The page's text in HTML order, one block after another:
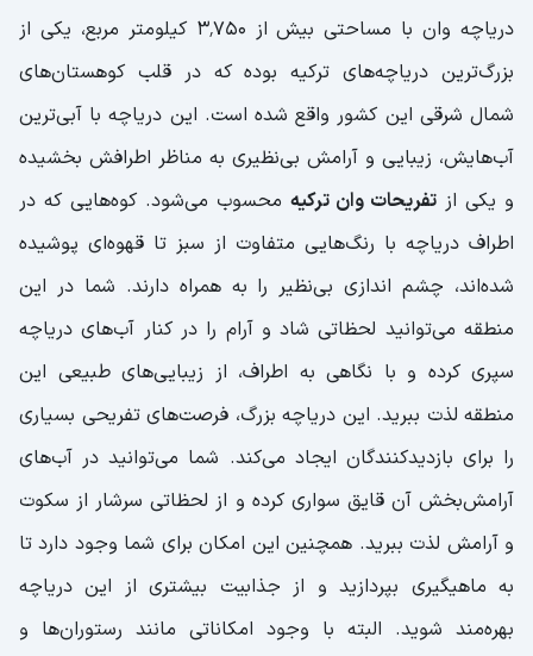
دریاچه وان با مساحتی بیش از ۳٬۷۵۰ کیلومتر مربع، یکی از
بزرگ‌ترین دریاچه‌های ترکیه بوده که در قلب کوهستان‌های
شمال شرقی این کشور واقع شده است. این دریاچه با آبی‌ترین
آب‌هایش، زیبایی و آرامش بی‌نظیری به مناظر اطرافش بخشیده
و یکی از تفریحات وان ترکیه محسوب می‌شود. کوه‌هایی که در
اطراف دریاچه با رنگ‌هایی متفاوت از سبز تا قهوه‌ای پوشیده
شده‌اند، چشم اندازی بی‌نظیر را به همراه دارند. شما در این
منطقه می‌توانید لحظاتی شاد و آرام را در کنار آب‌های دریاچه
سپری کرده و با نگاهی به اطراف، از زیبایی‌های طبیعی این
منطقه لذت ببرید. این دریاچه بزرگ، فرصت‌های تفریحی بسیاری
را برای بازدیدکنندگان ایجاد می‌کند. شما می‌توانید در آب‌های
آرامش‌بخش آن قایق سواری کرده و از لحظاتی سرشار از سکوت
و آرامش لذت ببرید. همچنین این امکان برای شما وجود دارد تا
به ماهیگیری بپردازید و از جذابیت بیشتری از این دریاچه
بهره‌مند شوید. البته با وجود امکاناتی مانند رستوران‌ها و